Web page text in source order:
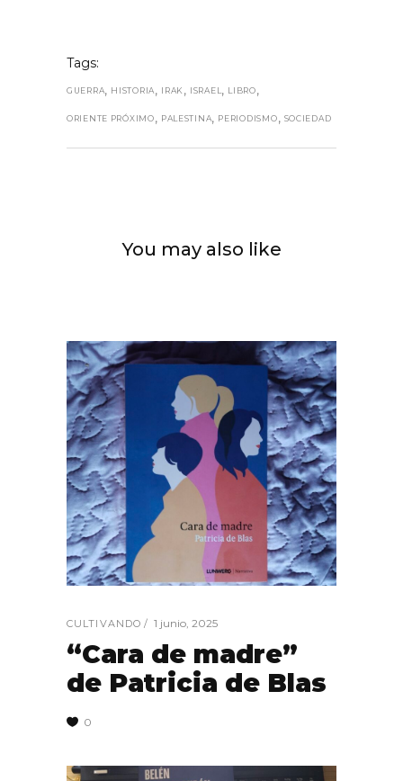
Tags:
GUERRA, HISTORIA, IRAK , ISRAEL , LIBRO,
ORIENTE PRÓXIMO, PALESTINA, PERIODISMO, SOCIEDAD
You may also like
CULTIVANDO 1 junio, 2025
“Cara de madre”
de Patricia de Blas
0